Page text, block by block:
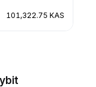
101,322.75 KAS